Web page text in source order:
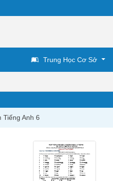
Trung Học Cơ Sở
Tiếng Anh 6